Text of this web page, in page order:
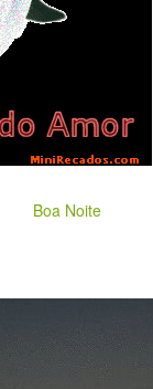
Boa Noite